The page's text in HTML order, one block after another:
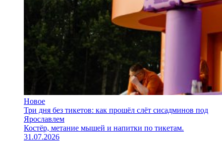
Новое
Три дня без тикетов: как прошёл слёт сисадминов под
Ярославлем
Костёр, метание мышей и напитки по тикетам.
31.07.2026